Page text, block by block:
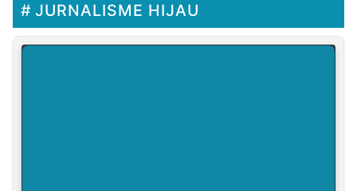
JURNALISME HIJAU